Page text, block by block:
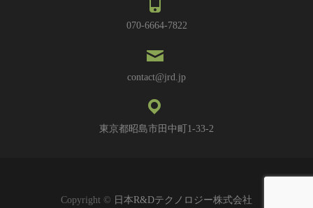
070-6664-7822
contact@jrd.jp
東京都昭島市田中町1-33-2
Copyright © 日本R&Dテクノロジー株式会社